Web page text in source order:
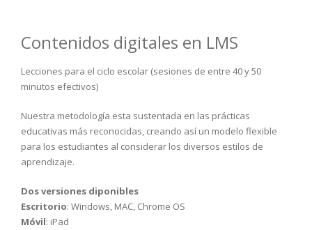
Contenidos digitales en LMS
Lecciones para el ciclo escolar (sesiones de entre 40 y 50
minutos efectivos)
Nuestra metodología esta sustentada en las prácticas
educativas más reconocidas, creando así un modelo flexible
para los estudiantes al considerar los diversos estilos de
aprendizaje.
Dos versiones diponibles
Escritorio: Windows, MAC, Chrome OS
Móvil: iPad